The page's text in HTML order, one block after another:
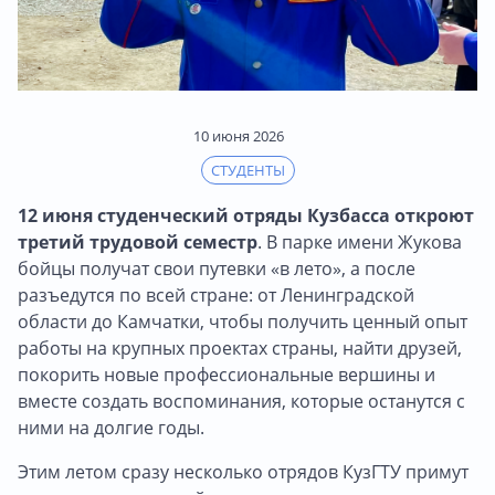
10 июня 2026
СТУДЕНТЫ
12 июня студенческий отряды Кузбасса откроют
третий трудовой семестр. В парке имени Жукова
бойцы получат свои путевки «в лето», а после
разъедутся по всей стране: от Ленинградской
области до Камчатки, чтобы получить ценный опыт
работы на крупных проектах страны, найти друзей,
покорить новые профессиональные вершины и
вместе создать воспоминания, которые останутся с
ними на долгие годы.
Этим летом сразу несколько отрядов КузГТУ примут